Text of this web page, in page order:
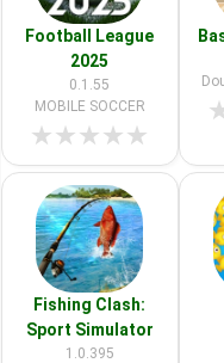
Football League
2025
0.1.55
MOBILE SOCCER
★★★★★
Fishing Clash:
Sport Simulator
1.0.395